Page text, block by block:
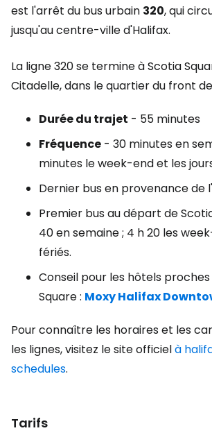
est l'arrêt du bus urbain 320, qui
jusqu'au centre-ville d'Halifax.
La ligne 320 se termine à Scotia
Citadelle, dans le quartier du front
Durée du trajet - 55 minutes
Fréquence - 30 minutes en
minutes le week-end et les
Dernier bus en provenance de
Premier bus au départ de
40 en semaine ; 4 h 20 les
fériés.
Conseil pour les hôtels
Square : Moxy Halifax
Pour connaître les horaires et les
les lignes, visitez le site officielà
schedules.
Tarifs